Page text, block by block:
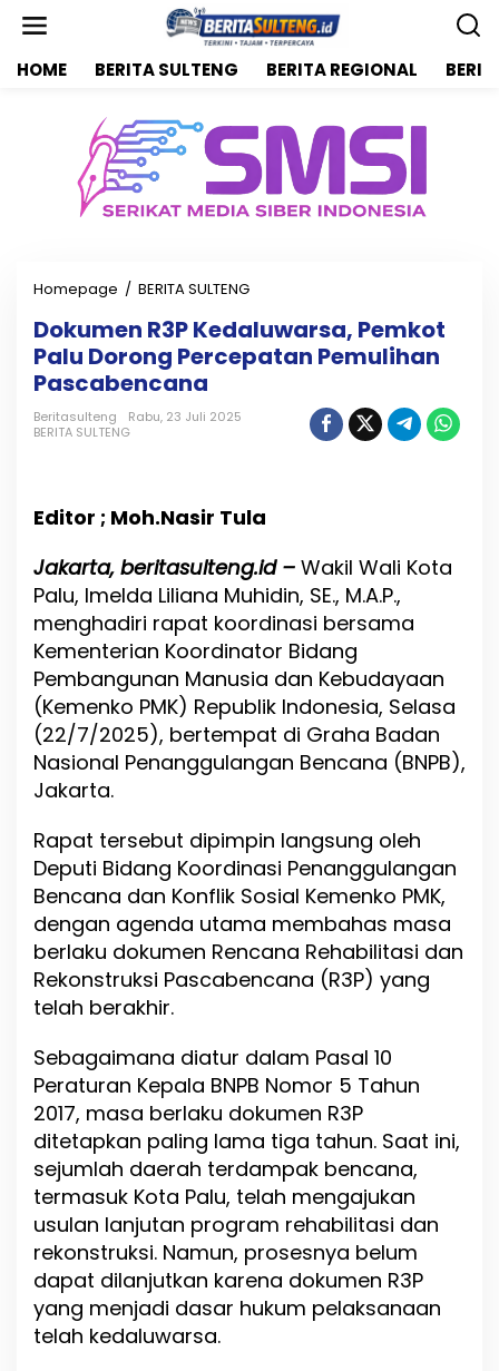
HOME BERITA SULTENG BERITA REGIONAL
Homepage / BERITA SULTENG
k
u
e
a
l
u
w
a
r
s
a
,
P
e
o
t
P
a
l
u
o
n
P
e
r
e
p
a
a
n
P
Dokumen R3P Kedaluwarsa, Pemkot
Palu Dorong Percepatan Pemulihan
Pascabencana
Beritasulteng
Rabu, 23 Juli 2025
BERITA SULTENG
Editor ; Moh.Nasir Tula
Jakarta, beritasulteng.id – Wakil Wali Kota
Palu, Imelda Liliana Muhidin, SE., M.A.P.,
menghadiri rapat koordinasi bersama
Kementerian Koordinator Bidang
Pembangunan Manusia dan Kebudayaan
(Kemenko PMK) Republik Indonesia, Selasa
(22/7/2025), bertempat di Graha Badan
Nasional Penanggulangan Bencana (BNPB),
Jakarta.
Rapat tersebut dipimpin langsung oleh
Deputi Bidang Koordinasi Penanggulangan
Bencana dan Konflik Sosial Kemenko PMK,
dengan agenda utama membahas masa
berlaku dokumen Rencana Rehabilitasi dan
Rekonstruksi Pascabencana (R3P) yang
telah berakhir.
Sebagaimana diatur dalam Pasal 10
Peraturan Kepala BNPB Nomor 5 Tahun
2017, masa berlaku dokumen R3P
ditetapkan paling lama tiga tahun. Saat ini,
sejumlah daerah terdampak bencana,
termasuk Kota Palu, telah mengajukan
usulan lanjutan program rehabilitasi dan
rekonstruksi. Namun, prosesnya belum
dapat dilanjutkan karena dokumen R3P
yang menjadi dasar hukum pelaksanaan
telah kedaluwarsa.